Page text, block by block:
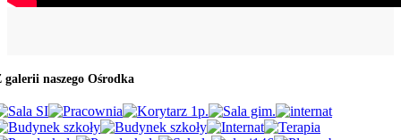
galerii naszego Ośrodka